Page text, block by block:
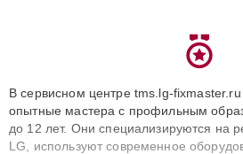
В сервисном центре tms.lg-
опытные мастера с профильным
до 12 лет. Они специализируются на
LG, используют современное